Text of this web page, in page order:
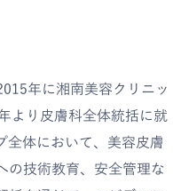
年に湘南美容クリニッ
より皮膚科全体統括に就
全体において、美容皮膚
の技術教育、安全管理な